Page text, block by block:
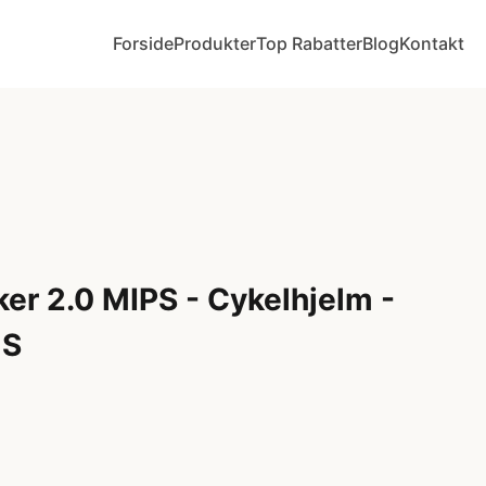
ForsideProdukterTop RabatterBlogKontakt
2.0 MIPS - Cykelhjelm -